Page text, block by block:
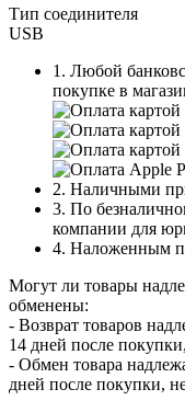
Тип соединителя
USB
1. Любой
покупке в
2. Наличными
3. По
компании для
4. Наложенным
Могут ли товары
обменены:
- Возврат товаров
14 дней после
- Обмен товара
дней после покупки,